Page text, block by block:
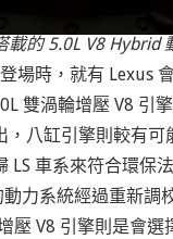
載的 5.0L V8 Hybrid
場時，就有 Lexus
雙渦輪增壓 V8 引
，八缸引擎則較有
LS 車系來符合環保
動力系統經過重新調
壓 V8 引擎則是會選